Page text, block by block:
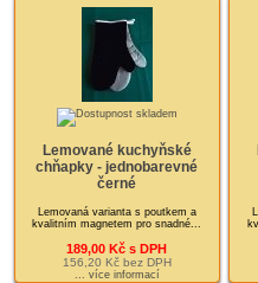
Lemované kuchyňské
chňapky - jednobarevné
černé
Lemovaná varianta s poutkem a
kvalitním magnetem pro snadné...
189,00 Kč s DPH
156,20 Kč bez DPH
... více informací